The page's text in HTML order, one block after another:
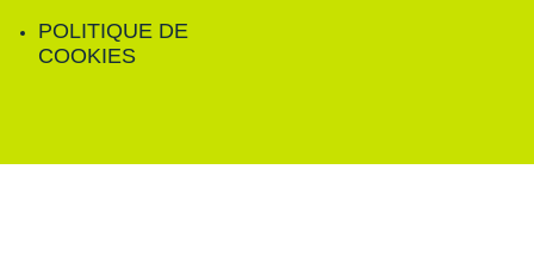
POLITIQUE DE
COOKIES